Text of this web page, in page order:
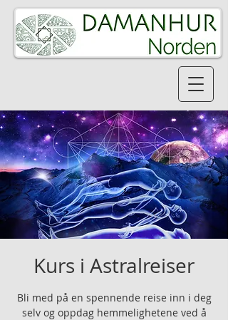
Kurs i Astralreiser
Bli med på en spennende reise inn i deg
selv og oppdag hemmelighetene ved å